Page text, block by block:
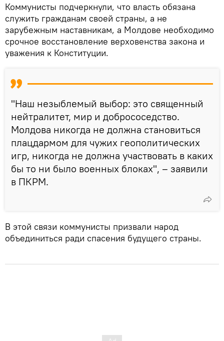
Коммунисты подчеркнули, что власть обязана
служить гражданам своей страны, а не
зарубежным наставникам, а Молдове необходимо
срочное восстановление верховенства закона и
уважения к Конституции.
"Наш незыблемый выбор: это священный
нейтралитет, мир и добрососедство.
Молдова никогда не должна становиться
плацдармом для чужих геополитических
игр, никогда не должна участвовать в каких
бы то ни было военных блоках", – заявили
в ПКРМ.
В этой связи коммунисты призвали народ
объединиться ради спасения будущего страны.